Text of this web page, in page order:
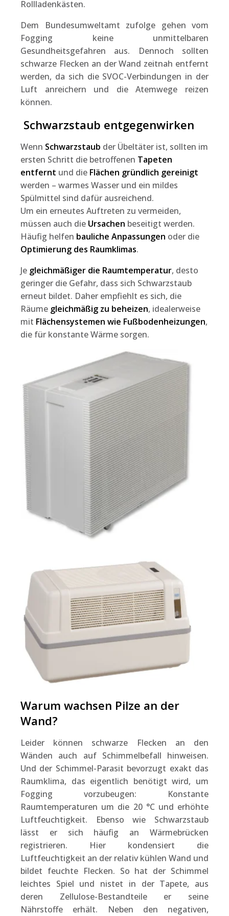
Rollladenkästen.
Dem Bundesumweltamt zufolge gehen vom
Fogging keine unmittelbaren
Gesundheitsgefahren aus. Dennoch sollten
schwarze Flecken an der Wand zeitnah entfernt
werden, da sich die SVOC-Verbindungen in der
Luft anreichern und die Atemwege reizen
können.
Schwarzstaub entgegenwirken
Wenn Schwarzstaub der Übeltäter ist, sollten im
ersten Schritt die betroffenen Tapeten
entfernt und die Flächen gründlich gereinigt
werden – warmes Wasser und ein mildes
Spülmittel sind dafür ausreichend.
Um ein erneutes Auftreten zu vermeiden,
müssen auch die Ursachen beseitigt werden.
Häufig helfen bauliche Anpassungen oder die
Optimierung des Raumklimas.
Je gleichmäßiger die Raumtemperatur, desto
geringer die Gefahr, dass sich Schwarzstaub
erneut bildet. Daher empfiehlt es sich, die
Räume gleichmäßig zu beheizen, idealerweise
mit Flächensystemen wie Fußbodenheizungen,
die für konstante Wärme sorgen.
Warum wachsen Pilze an der
Wand?
Leider können schwarze Flecken an den
Wänden auch auf Schimmelbefall hinweisen.
Und der Schimmel-Parasit bevorzugt exakt das
Raumklima, das eigentlich benötigt wird, um
Fogging vorzubeugen: Konstante
Raumtemperaturen um die 20 °C und erhöhte
Luftfeuchtigkeit. Ebenso wie Schwarzstaub
lässt er sich häufig an Wärmebrücken
registrieren. Hier kondensiert die
Luftfeuchtigkeit an der relativ kühlen Wand und
bildet feuchte Flecken. So hat der Schimmel
leichtes Spiel und nistet in der Tapete, aus
deren Zellulose-Bestandteile er seine
Nährstoffe erhält. Neben den negativen,